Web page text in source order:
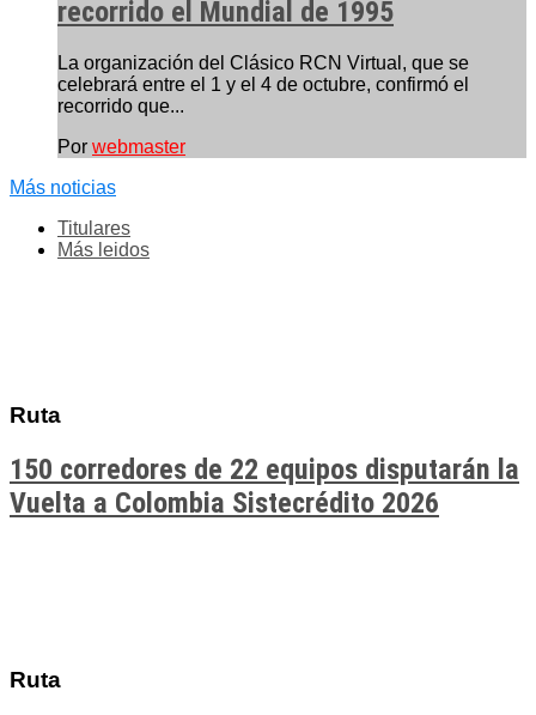
recorrido el Mundial de 1995
La organización del Clásico RCN Virtual, que se
celebrará entre el 1 y el 4 de octubre, confirmó el
recorrido que...
Por webmaster
Más noticias
Titulares
Más leidos
Ruta
150 corredores de 22 equipos disputarán la
Vuelta a Colombia Sistecrédito 2026
Ruta